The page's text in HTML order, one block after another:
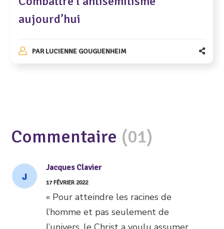
aujourd’hui
PARLUCIENNE GOUGUENHEIM
Commentaire (01)
Jacques Clavier
17 FÉVRIER 2022
« Pour atteindre les racines de
l’homme et pas seulement de